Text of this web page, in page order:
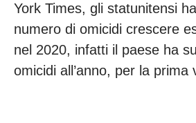
York Times, gli statunitensi
numero di omicidi crescere
nel 2020, infatti il paese ha
omicidi all’anno, per la prima